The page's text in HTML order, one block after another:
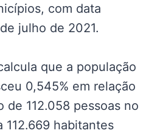
com data
julho de 2021.
que a população
0,545% em relação
de 112.058 pessoas no
112.669 habitantes